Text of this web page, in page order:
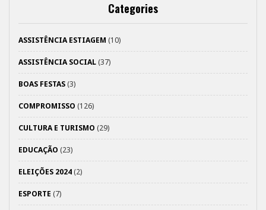
Categories
ASSISTÊNCIA ESTIAGEM (10)
ASSISTÊNCIA SOCIAL (37)
BOAS FESTAS (3)
COMPROMISSO (126)
CULTURA E TURISMO (29)
EDUCAÇÃO (23)
ELEIÇÕES 2024 (2)
ESPORTE (7)